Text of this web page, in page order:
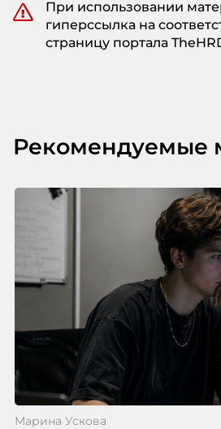
При использовании
гиперссылка на
страницу портала
Рекомендуемые
Марина Ускова